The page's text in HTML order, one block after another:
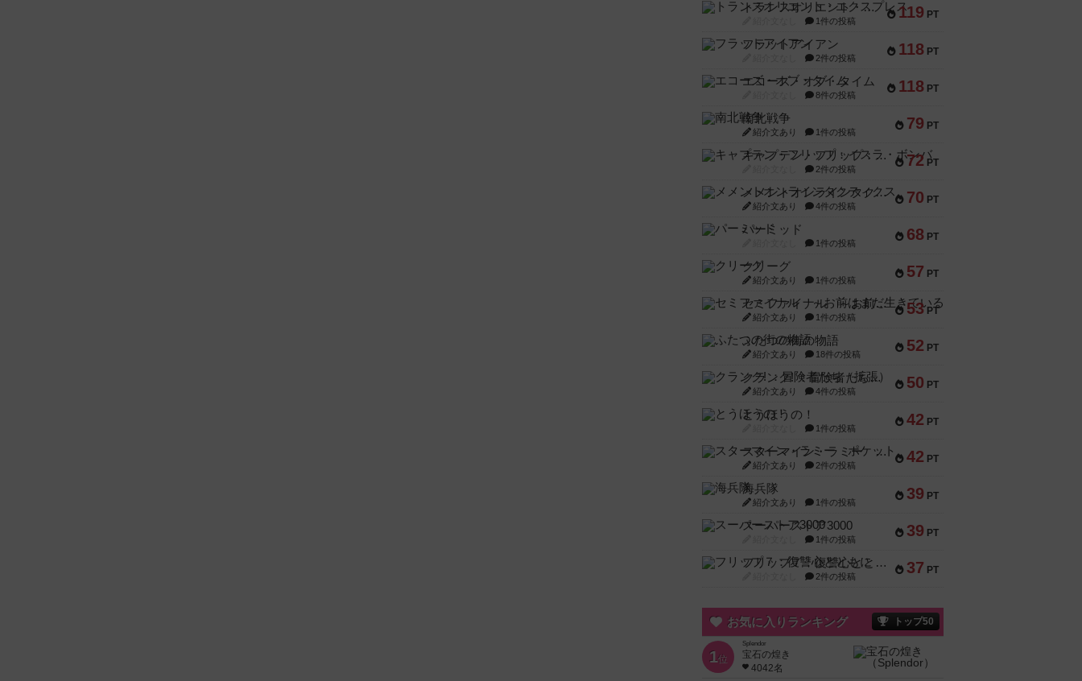
119 PT
トランスオリエント・エクスプレス
1件の投稿
118 PT
フラットアイアン
2件の投稿
118 PT
エコーズ・オブ・タイム
8件の投稿
79 PT
南北戦争
紹介文あり 1件の投稿
72 PT
キャプテン・フリップ：イスラ・ボンバ
2件の投稿
70 PT
メメントオンラインタクティクス
紹介文あり 4件の投稿
68 PT
パーミッド
1件の投稿
57 PT
クリーグ
紹介文あり 1件の投稿
53 PT
セミファイナル ～お前はまだ生きている～
紹介文あり 1件の投稿
52 PT
ふたつの街の物語
紹介文あり 18件の投稿
50 PT
クランク! ：冒険者たち（拡張）
紹介文あり 4件の投稿
42 PT
とうほうの！
1件の投稿
42 PT
スターマイン・ラミー ポケット
紹介文あり 2件の投稿
39 PT
海兵隊
紹介文あり 1件の投稿
39 PT
スーパーストア3000
1件の投稿
37 PT
フリップ７：復讐心とともに
2件の投稿
お気に入りランキング トップ50
1位
Splendor
宝石の煌き
4042名